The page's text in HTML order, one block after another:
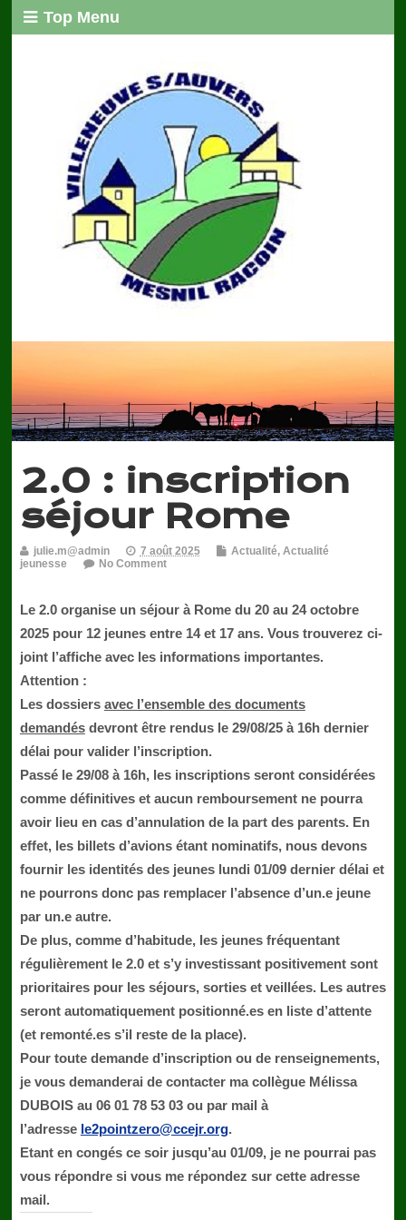
Top Menu
2.0 : inscription
séjour Rome
julie.m@admin 7 août 2025 Actualité, Actualité
jeunesse
No Comment
Le 2.0 organise un séjour à Rome du 20 au 24 octobre
2025 pour 12 jeunes entre 14 et 17 ans. Vous trouverez ci-
joint l’affiche avec les informations importantes.
Attention :
Les dossiers avec l’ensemble des documents
demandésdevront être rendus le 29/08/25 à 16hdernier
délai pour valider l’inscription.
Passé le 29/08 à 16h, les inscriptions seront considérées
comme définitives et aucun remboursement ne pourra
avoir lieu en cas d’annulationde la part des parents. En
effet, les billets d’avions étant nominatifs, nous devons
fournir les identités des jeunes lundi 01/09 dernier délai et
ne pourrons donc pas remplacer l’absence d’un.e jeune
par un.e autre.
De plus, comme d’habitude, les jeunes fréquentant
régulièrement le 2.0 et s’y investissant positivement sont
prioritaires pour les séjours, sorties et veillées. Les autres
seront automatiquement positionné.es en liste d’attente
(et remonté.es s’il reste de la place).
Pour toute demande d’inscription ou de renseignements,
je vous demanderai de contacter ma collègue Mélissa
DUBOIS au 06 01 78 53 03 ou par mail à
l’adresse le2pointzero@ccejr.org.
Etant en congés ce soir jusqu’au 01/09, je ne pourrai pas
vous répondre si vous me répondez sur cette adresse
mail.